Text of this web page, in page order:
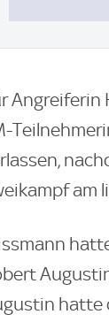
Angreiferin
am
hatte